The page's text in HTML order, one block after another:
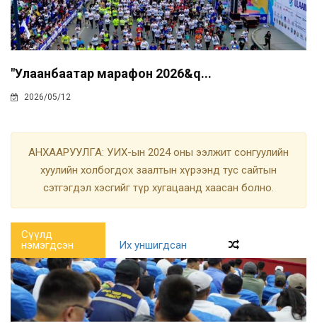
"Улаанбаатар марафон 2026&q...
2026/05/12
АНХААРУУЛГА: УИХ-ын 2024 оны ээлжит сонгуулийн
хуулийн холбогдох заалтын хүрээнд тус сайтын
сэтгэгдэл хэсгийг түр хугацаанд хаасан болно.
Сүүлд
нэмэгдсэн
Их уншигдсан